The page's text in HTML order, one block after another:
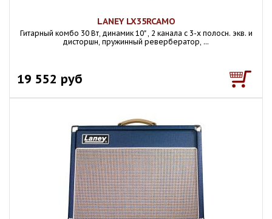
LANEY LX35RCAMO
Гитарный комбо 30 Вт, динамик 10" , 2 канала с 3-х полосн. экв. и
дисторшн, пружинный ревербератор, ...
19 552 руб